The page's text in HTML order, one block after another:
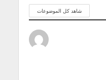
شاهد كل الموضوعات